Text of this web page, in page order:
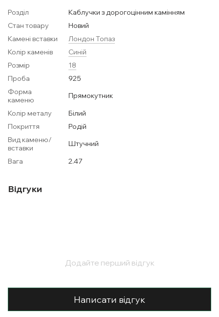
Розділ
Каблучки з дорогоцінним камінням
Стан товару
Новий
Камені вставки
Лондон Топаз
Колір каменів
Синій
Розмір
18
Проба
925
Форма
каменю
Прямокутник
Колір металу
Білий
Покриття
Родій
Вид каменю/
вставки
Штучний
Вага
2.47
Відгуки
Додайте перший відгук
Написати відгук